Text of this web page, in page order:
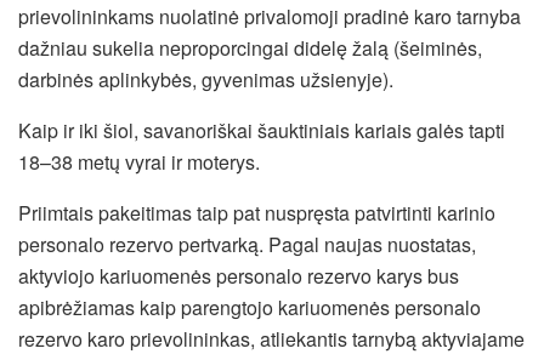
prievolininkams nuolatinė privalomoji pradinė karo tarnyba
dažniau sukelia neproporcingai didelę žalą (šeiminės,
darbinės aplinkybės, gyvenimas užsienyje).
Kaip ir iki šiol, savanoriškai šauktiniais kariais galės tapti
18–38 metų vyrai ir moterys.
Priimtais pakeitimas taip pat nuspręsta patvirtinti karinio
personalo rezervo pertvarką. Pagal naujas nuostatas,
aktyviojo kariuomenės personalo rezervo karys bus
apibrėžiamas kaip parengtojo kariuomenės personalo
rezervo karo prievolininkas, atliekantis tarnybą aktyviajame